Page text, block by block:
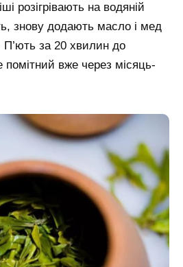
розігрівають на водяній
знову додають масло і мед
П’ють за 20 хвилин до
помітний вже через місяць-